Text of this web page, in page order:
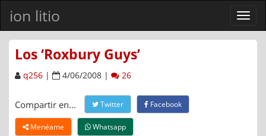
ion litio
Ver
menú
Los ‘Roxbury Guys’
q256 | 4/06/2008 | 26
Compartir en... Twitter Facebook
Menéame Whatsapp